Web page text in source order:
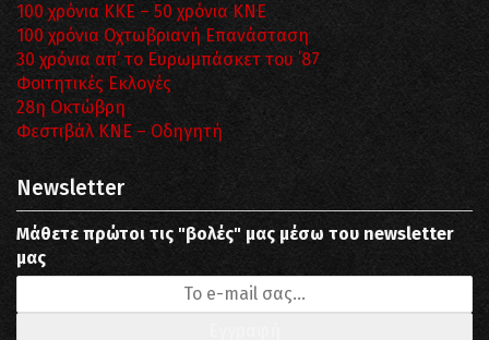
100 χρόνια ΚΚΕ – 50 χρόνια ΚΝΕ
100 χρόνια Οχτωβριανή Επανάσταση
30 χρόνια απ’ το Ευρωμπάσκετ του ΄87
Φοιτητικές Εκλογές
28η Οκτώβρη
Φεστιβάλ ΚΝΕ – Οδηγητή
Newsletter
Μάθετε πρώτοι τις "βολές" μας μέσω του newsletter
μας